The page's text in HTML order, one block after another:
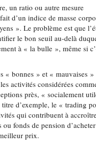
un ratio ou autre mesure
d’un indice de masse
». Le problème est que
le bon seuil au-delà
à « la bulle », même si
« bonnes » et « mauvaises »
activités considérées
près, « socialement
titre d’exemple, le « trading
qui contribuent à
fonds de pension
prix.